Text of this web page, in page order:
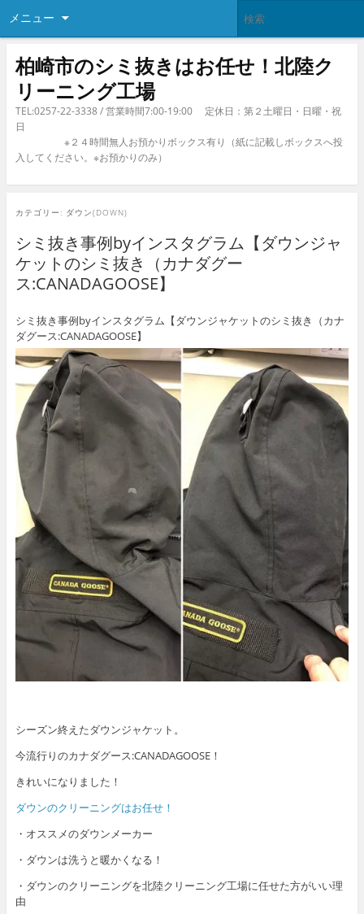
メニュー
柏崎市のシミ抜きはお任せ！北陸ク
リーニング工場
TEL:0257-22-3338 / 営業時間7:00-19:00 定休日：第２土曜日・日曜・祝
日
※２４時間無人お預かりボックス有り（紙に記載しボックスへ投
入してください。※お預かりのみ）
カテゴリー: ダウン(DOWN)
シミ抜き事例byインスタグラム【ダウンジャ
ケットのシミ抜き（カナダグー
ス:CANADAGOOSE】
シミ抜き事例byインスタグラム【ダウンジャケットのシミ抜き（カナ
ダグース:CANADAGOOSE】
シーズン終えたダウンジャケット。
今流行りのカナダグース:CANADAGOOSE！
きれいになりました！
ダウンのクリーニングはお任せ！
・オススメのダウンメーカー
・ダウンは洗うと暖かくなる！
・ダウンのクリーニングを北陸クリーニング工場に任せた方がいい理
由